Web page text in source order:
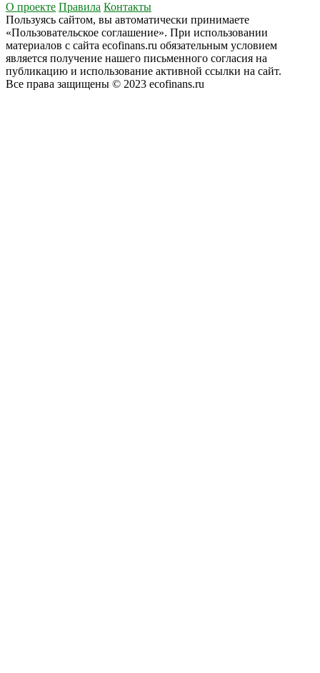
О проекте Правила Контакты
Пользуясь сайтом, вы автоматически принимаете
«Пользовательское соглашение». При использовании
материалов с сайта ecofinans.ru обязательным условием
является получение нашего письменного согласия на
публикацию и использование активной ссылки на сайт.
Все права защищены © 2023 ecofinans.ru